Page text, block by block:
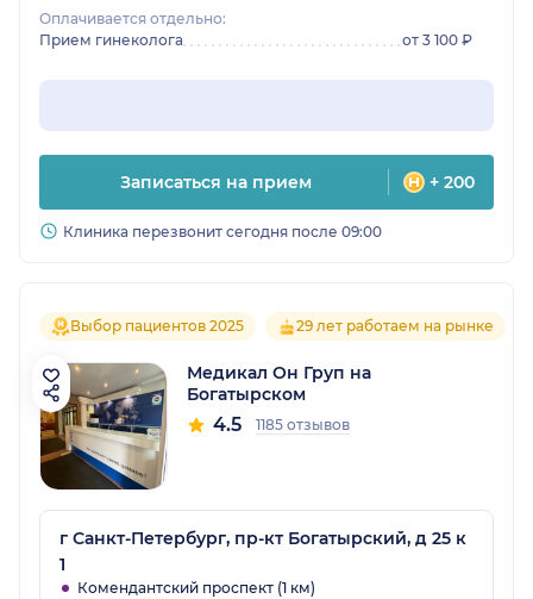
Оплачивается отдельно:
Прием гинеколога
от 3 100 ₽
Записаться на прием + 200
Клиника перезвонит сегодня после 09:00
Выбор пациентов 2025 29 лет работаем на рынке
Медикал Он Груп на
Богатырском
4.5 1185 отзывов
г Санкт-Петербург, пр-кт Богатырский, д 25 к
1
Комендантский проспект (1 км)